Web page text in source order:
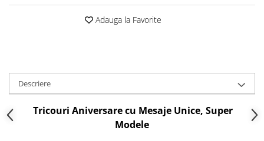
Adauga la Favorite
Descriere
Tricouri Aniversare cu Mesaje Unice, Super
Modele